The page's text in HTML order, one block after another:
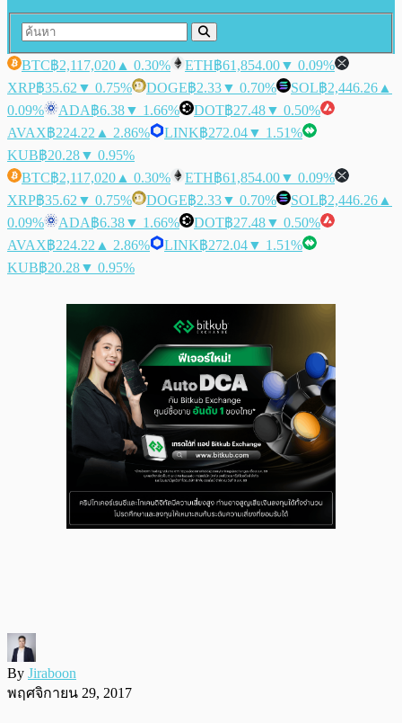
BTC฿2,117,020 ▲ 0.30% ETH฿61,854.00▼ 0.09%
XRP฿35.62 ▼ 0.75% DOGE฿2.33▼ 0.70% SOL฿2,446.26 ▲
0.09%
ADA฿6.38▼ 1.66% DOT฿27.48▼ 0.50%
AVAX฿224.22 ▲ 2.86% LINK฿272.04▼ 1.51%
KUB฿20.28▼ 0.95%
BTC฿2,117,020 ▲ 0.30% ETH฿61,854.00▼ 0.09%
XRP฿35.62 ▼ 0.75% DOGE฿2.33▼ 0.70% SOL฿2,446.26 ▲
0.09%
ADA฿6.38▼ 1.66% DOT฿27.48▼ 0.50%
AVAX฿224.22 ▲ 2.86% LINK฿272.04▼ 1.51%
KUB฿20.28▼ 0.95%
By Jiraboon
พฤศจิกายน 29, 2017